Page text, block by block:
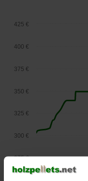
September
2025
275 €
300 €
325 €
350 €
375 €
400 €
425 €